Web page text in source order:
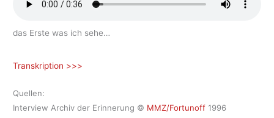
das Erste was ich sehe…
Transkription >>>
Quellen:
Interview Archiv der Erinnerung © MMZ/Fortunoff 1996